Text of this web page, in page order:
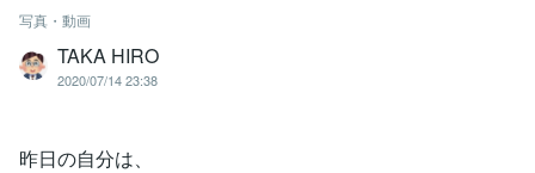
写真・動画
TAKA HIRO
2020/07/14 23:38
昨日の自分は、